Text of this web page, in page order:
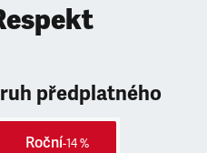
předplatného
Roční-14 %